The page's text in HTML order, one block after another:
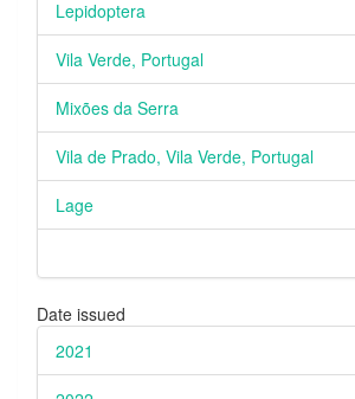
Lepidoptera
Vila Verde, Portugal
Mixões da Serra
Vila de Prado, Vila Verde, Portugal
Lage
Date issued
2021